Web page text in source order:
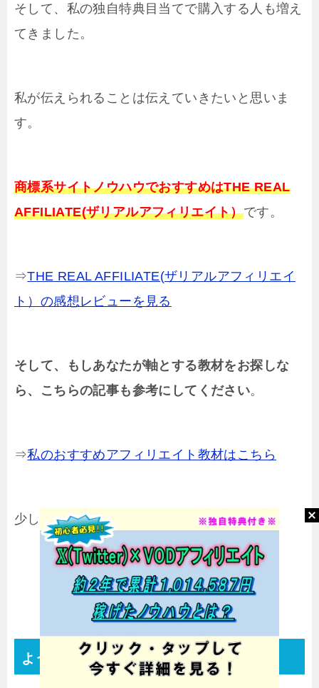
そして、私の独自特典目当てで購入する人も増え
てきました。
私が伝えられることは伝えていきたいと思いま
す。
商標系サイトノウハウでおすすめはTHE REAL
AFFILIATE(ザリアルアフィリエイト）です。
⇒THE REAL AFFILIATE(ザリアルアフィリエイ
ト）の感想レビューを見る
そして、もしあなたが軸とする教材をお探しな
ら、こちらの記事も参考にしてください。
⇒私のおすすめアフィリエイト教材はこちら
少しでも現状を変えていきましょう！
ようやく落ち着いてきた！